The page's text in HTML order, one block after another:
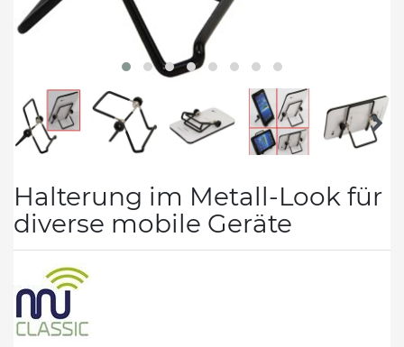
Halterung im Metall-Look für
diverse mobile Geräte